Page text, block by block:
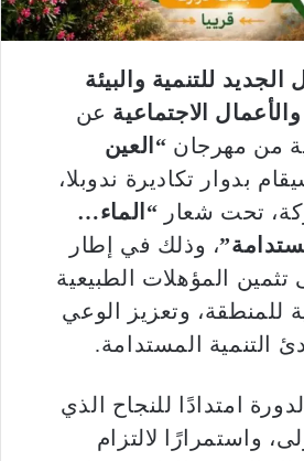
للتنمية والبيئة
الاجتماعية عن
من مهرجان “العين
بدوار تكاديرة ندوبلا،
تحت شعار “الماء…
، وذلك في إطار
تثمين المؤهلات الطبيعية
للمنطقة، وتعزيز الوعي
التنمية المستدامة.
امتدادًا للنجاح الذي
واستمرارًا لالتزام